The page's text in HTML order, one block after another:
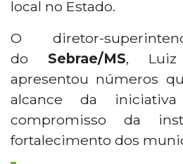
local no Estado.
O diretor-
do Sebrae/MS, Luiz
apresentou números
alcance da
compromisso da
fortalecimento dos